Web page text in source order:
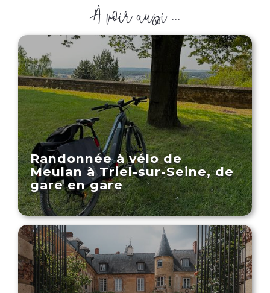
À voir aussi ...
Randonnée à vélo de
Meulan à Triel-sur-Seine, de
gare en gare